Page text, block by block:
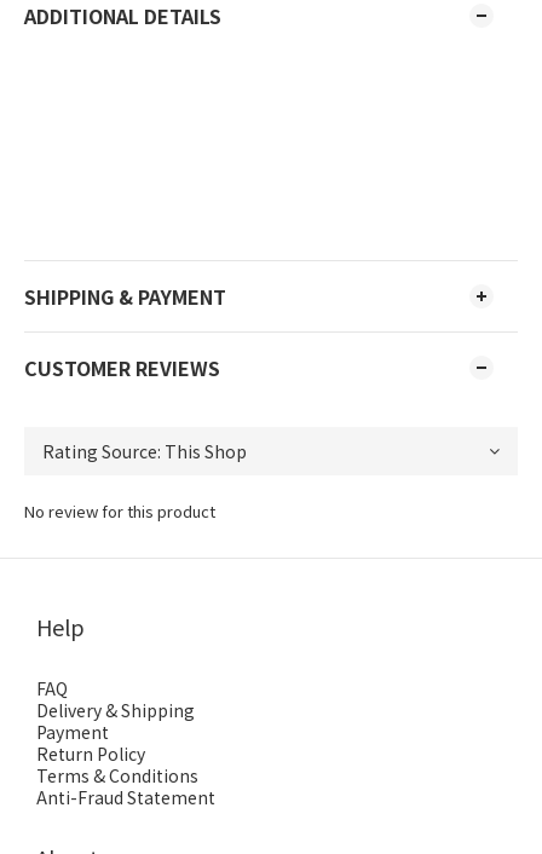
ADDITIONAL DETAILS
SHIPPING & PAYMENT
CUSTOMER REVIEWS
No review for this product
Help
FAQ
Delivery & Shipping
Payment
Return Policy
Terms & Conditions
Anti-Fraud Statement